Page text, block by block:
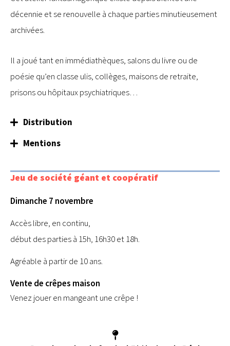
décennie et se renouvelle à chaque parties minutieusement
archivées.
Il a joué tant en immédiathèques, salons du livre ou de
poésie qu’en classe ulis, collèges, maisons de retraite,
prisons ou hôpitaux psychiatriques…
Distribution
Mentions
Jeu de société géant et coopératif
Dimanche 7 novembre
Accès libre, en continu,
début des parties à 15h, 16h30 et 18h.
Agréable à partir de 10 ans.
Vente de crêpes maison
Venez jouer en mangeant une crêpe !